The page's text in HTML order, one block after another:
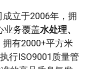
立于2006年，拥
业务覆盖水处理、
拥有2000+平方米
行ISO9001质量管